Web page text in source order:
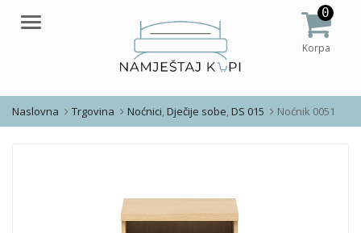
Meni
0
Korpa
Naslovna Trgovina Noćnici,Dječije sobe,DS 015 Noćnik 0051